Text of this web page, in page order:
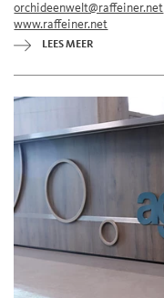
orchideenwelt@raffeiner.net
www.raffeiner.net
LEES MEER